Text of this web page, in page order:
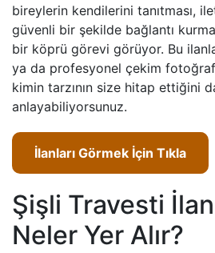
bireylerin kendilerini tanıtması,
güvenli bir şekilde bağlantı
bir köprü görevi görüyor. Bu
ya da profesyonel çekim
kimin tarzının size hitap ettiğini
anlayabiliyorsunuz.
İlanları Görmek İçin Tıkla
Şişli Travesti
Neler Yer Alır?